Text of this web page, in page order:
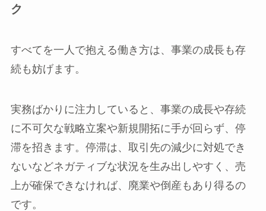
ク
すべてを一人で抱える働き方は、事業の成長も存
続も妨げます。
実務ばかりに注力していると、事業の成長や存続
に不可欠な戦略立案や新規開拓に手が回らず、停
滞を招きます。停滞は、取引先の減少に対処でき
ないなどネガティブな状況を生み出しやすく、売
上が確保できなければ、廃業や倒産もあり得るの
です。